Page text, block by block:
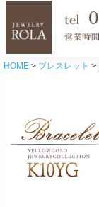
HOME ブレスレット